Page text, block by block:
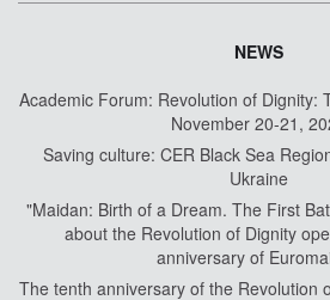
NEWS
Academic Forum: Revolution of Dignity:
November 20-21,
Saving culture: CER Black Sea
Ukraine
"Maidan: Birth of a Dream. The First
about the Revolution of Dignity
anniversary of
The tenth anniversary of the Revolution